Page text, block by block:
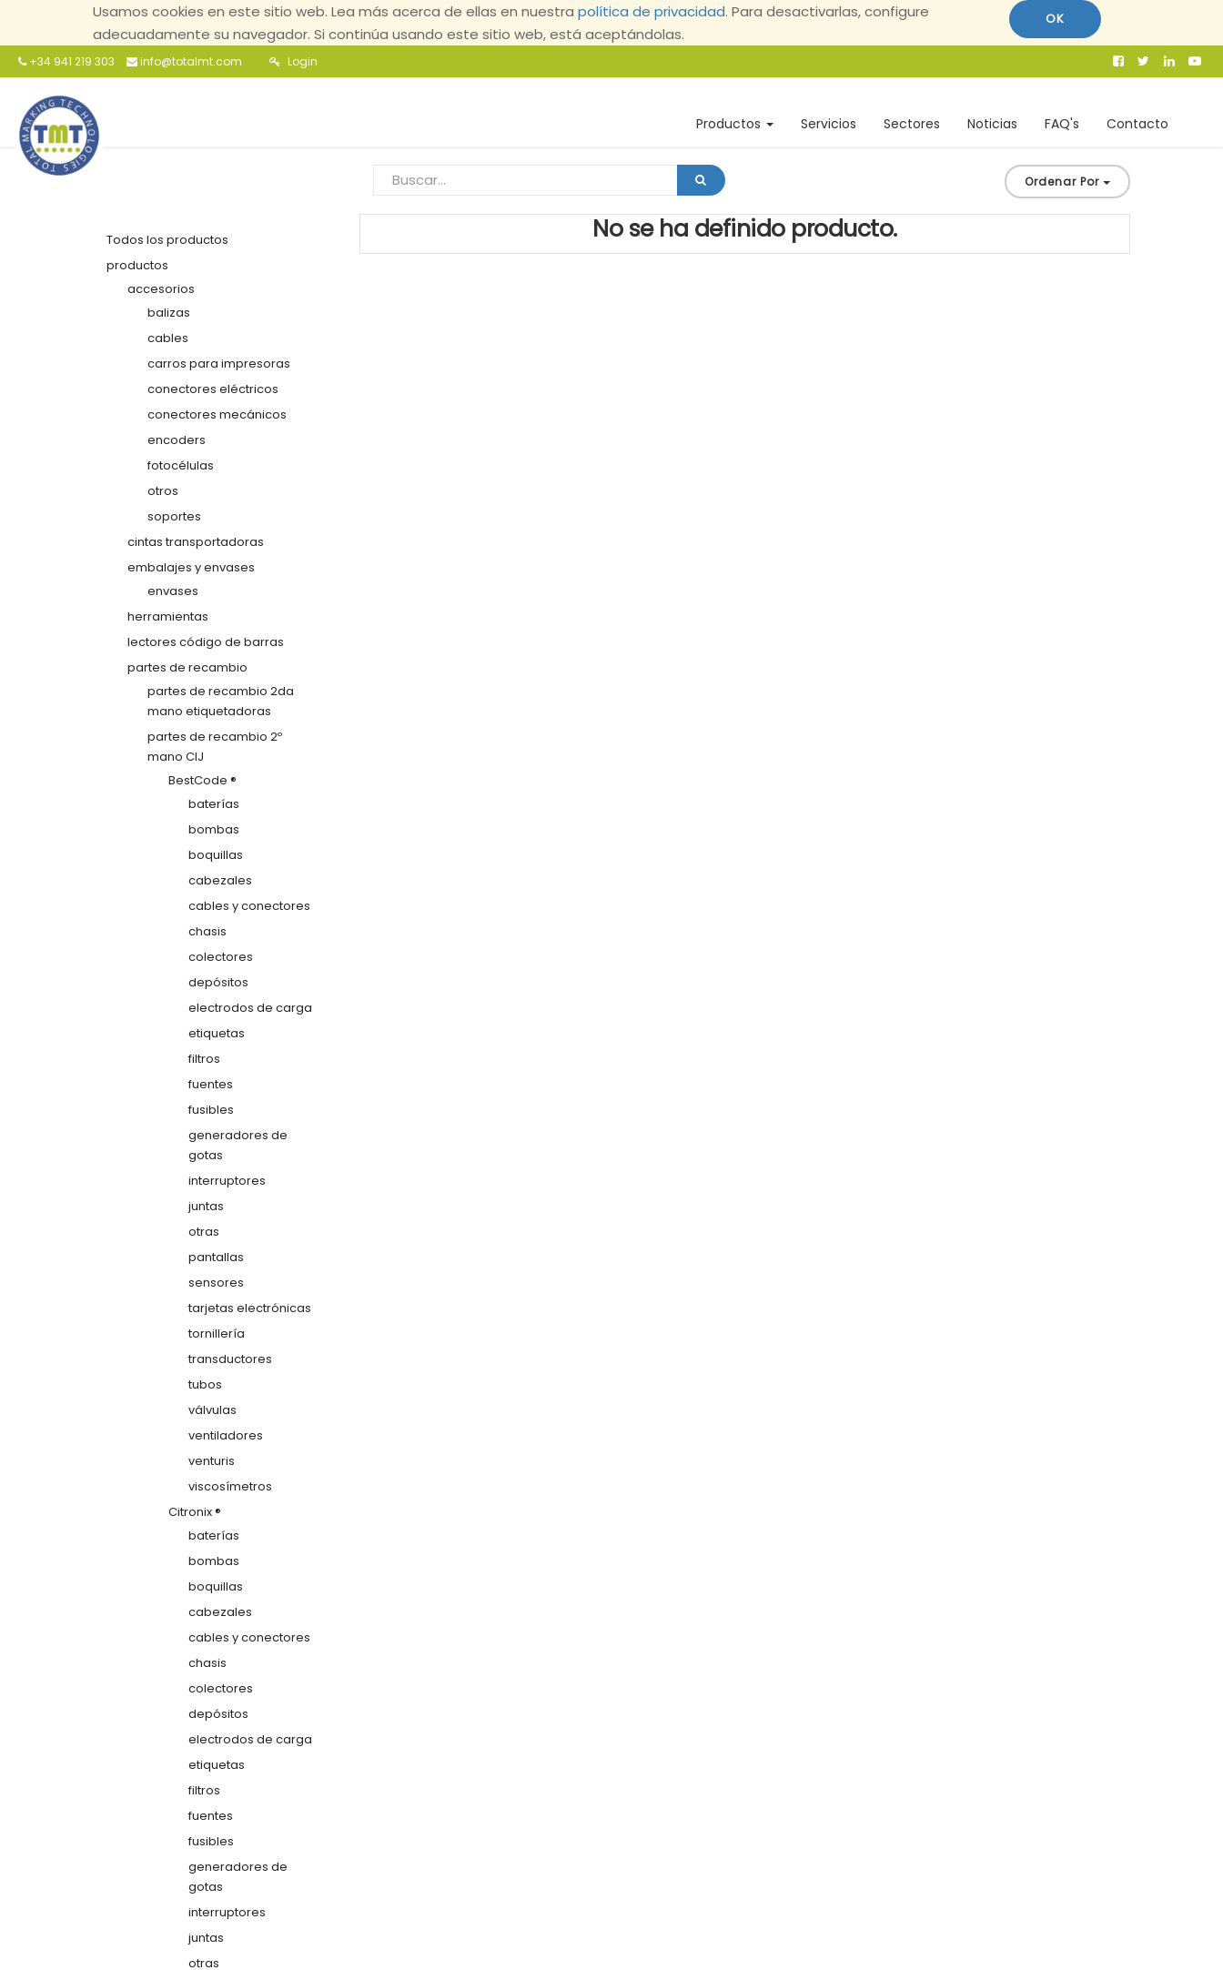
Usamos cookies en este sitio web. Lea más acerca de ellas en nuestra política de privacidad. Para desactivarlas, configure
adecuadamente su navegador. Si continúa usando este sitio web, está aceptándolas.
OK
+34 941 219 303 info@totalmt.com Login
Productos Servicios Sectores Noticias FAQ's Contacto
Ordenar Por
Todos los productos
productos
accesorios
balizas
cables
carros para impresoras
conectores eléctricos
conectores mecánicos
encoders
fotocélulas
otros
soportes
cintas transportadoras
embalajes y envases
envases
herramientas
lectores código de barras
partes de recambio
partes de recambio 2da
mano etiquetadoras
partes de recambio 2º
mano CIJ
BestCode ®
baterías
bombas
boquillas
cabezales
cables y conectores
chasis
colectores
depósitos
electrodos de carga
etiquetas
filtros
fuentes
fusibles
generadores de
gotas
interruptores
juntas
otras
pantallas
sensores
tarjetas electrónicas
tornillería
transductores
tubos
válvulas
ventiladores
venturis
viscosímetros
Citronix ®
baterías
bombas
boquillas
cabezales
cables y conectores
chasis
colectores
depósitos
electrodos de carga
etiquetas
filtros
fuentes
fusibles
generadores de
gotas
interruptores
juntas
otras
No se ha definido producto.